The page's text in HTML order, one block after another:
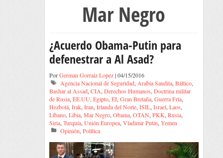
Mar Negro
¿Acuerdo Obama-Putin para
defenestrar a Al Asad?
PorGerman Gorraiz Lopez| 04/15/2016
Agencia Nacional de Seguridad, Arabia Saudita, Báltico,
Bashar al Assad, CIA, Derechos Humanos, Doctrina militar
de Rusia, EE.UU, Egipto, EI, Gran Bretaña, Guerra Fría,
Hezbolá, Irak, Iran, Irlanda del Norte, ISIL, Israel, Laos,
Líbano, Libia, Mar Negro, Obama, OTAN, PKK, Rusia,
Siria, Turquía, Unión Europea, Vladimir Putin, Yemen
Opinión, Política